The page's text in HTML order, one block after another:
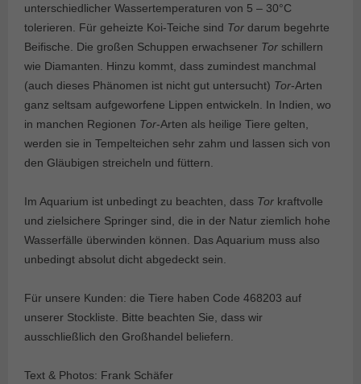
unterschiedlicher Wassertemperaturen von 5 – 30°C
tolerieren. Für geheizte Koi-Teiche sind Tor darum begehrte
Beifische. Die großen Schuppen erwachsener Tor schillern
wie Diamanten. Hinzu kommt, dass zumindest manchmal
(auch dieses Phänomen ist nicht gut untersucht) Tor-Arten
ganz seltsam aufgeworfene Lippen entwickeln. In Indien, wo
in manchen Regionen Tor-Arten als heilige Tiere gelten,
werden sie in Tempelteichen sehr zahm und lassen sich von
den Gläubigen streicheln und füttern.
Im Aquarium ist unbedingt zu beachten, dass Tor kraftvolle
und zielsichere Springer sind, die in der Natur ziemlich hohe
Wasserfälle überwinden können. Das Aquarium muss also
unbedingt absolut dicht abgedeckt sein.
Für unsere Kunden: die Tiere haben Code 468203 auf
unserer Stockliste. Bitte beachten Sie, dass wir
ausschließlich den Großhandel beliefern.
Text & Photos: Frank Schäfer